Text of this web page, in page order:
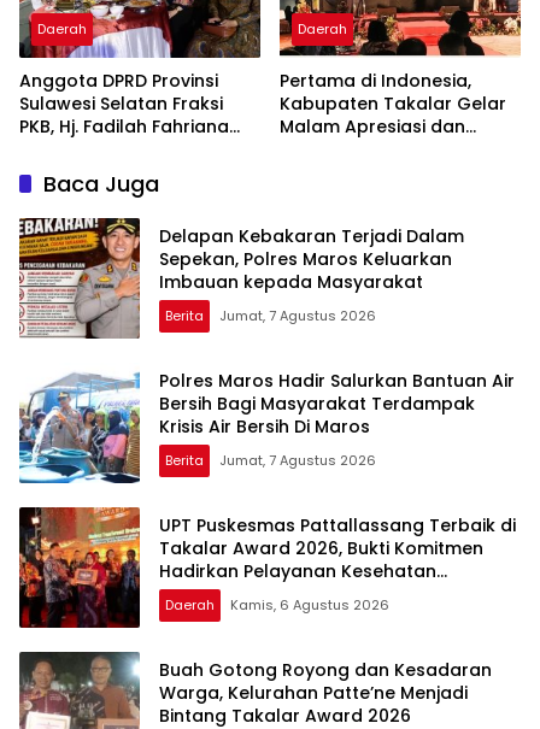
Daerah
Anggota DPRD Provinsi
Sulawesi Selatan Fraksi
PKB, Hj. Fadilah Fahriana
Takalar Menyalakan
Lentera Pengabdian
Melalui Malam Apresiasi
dan Inovasi Award 2026
Daerah
Pertama di Indonesia,
Kabupaten Takalar Gelar
Malam Apresiasi dan
Baca Juga
Delapan Kebakaran Terjadi Dalam
Sepekan, Polres Maros Keluarkan
Imbauan kepada Masyarakat
Berita Jumat, 7 Agustus 2026
Polres Maros Hadir Salurkan Bantuan Air
Bersih Bagi Masyarakat Terdampak
Krisis Air Bersih Di Maros
Berita Jumat, 7 Agustus 2026
UPT Puskesmas Pattallassang Terbaik di
Takalar Award 2026, Bukti Komitmen
Hadirkan Pelayanan Kesehatan
Berkualitas
Daerah Kamis, 6 Agustus 2026
Buah Gotong Royong dan Kesadaran
Warga, Kelurahan Patte’ne Menjadi
Bintang Takalar Award 2026